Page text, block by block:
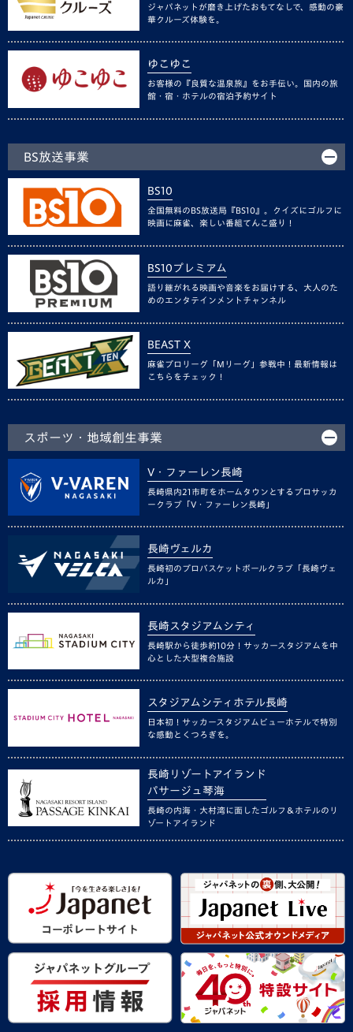
ジャパネットが磨き上げたおもてなしで、感動の豪
華クルーズ体験を。
ゆこゆこ
お客様の『良質な温泉旅』をお手伝い。国内の旅
館・宿・ホテルの宿泊予約サイト
BS放送事業
BS10
全国無料のBS放送局『BS10』。クイズにゴルフに
映画に麻雀、楽しい番組てんこ盛り！
BS10プレミアム
語り継がれる映画や音楽をお届けする、大人のた
めのエンタテインメントチャンネル
BEAST X
麻雀プロリーグ「Mリーグ」参戦中！最新情報は
こちらをチェック！
スポーツ・地域創生事業
V・ファーレン長崎
長崎県内21市町をホームタウンとするプロサッカ
ークラブ「V・ファーレン長崎」
長崎ヴェルカ
長崎初のプロバスケットボールクラブ「長崎ヴェ
ルカ」
長崎スタジアムシティ
長崎駅から徒歩約10分！サッカースタジアムを中
心とした大型複合施設
スタジアムシティホテル長崎
日本初！サッカースタジアムビューホテルで特別
な感動とくつろぎを。
長崎リゾートアイランド
パサージュ琴海
長崎の内海・大村湾に面したゴルフ＆ホテルのリ
ゾートアイランド